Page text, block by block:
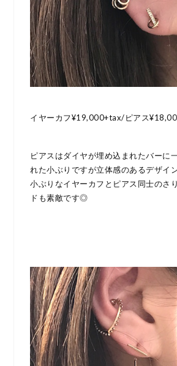
イヤーカフ¥19,000+tax/ピアス
ピアスはダイヤが埋め込まれたバーに
れた小ぶりですが立体感のあるデザイン
小ぶりなイヤーカフとピアス同士のさ
ドも素敵です◎